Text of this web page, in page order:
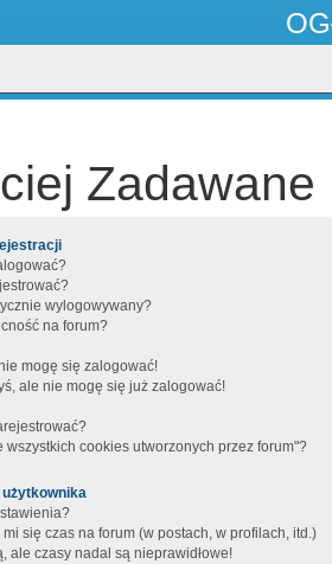
Zadawane
wylogowywany?
na forum?
mogę się zalogować!
ale nie mogę się już zalogować!
cookies utworzonych przez forum"?
się czas na forum (w postach, w profilach, itd.)
ale czasy nadal są nieprawidłowe!